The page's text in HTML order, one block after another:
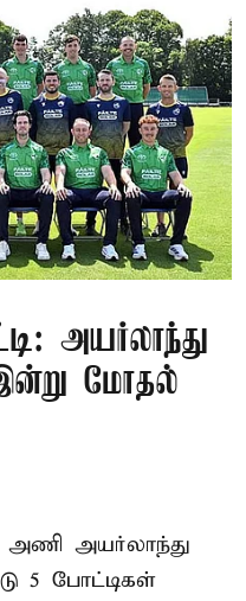
அயர்லாந்து
மோதல்
அணி அயர்லாந்து
5 போட்டிகள்